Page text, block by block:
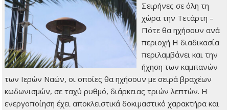
Σειρήνες σε όλη τη
χώρα την Τετάρτη –
Πότε θα ηχήσουν ανά
περιοχή Η διαδικασία
περιλαμβάνει και την
ήχηση των καμπανών
των Ιερών Ναών, οι οποίες θα ηχήσουν με σειρά βραχέων
κωδωνισμών, σε ταχύ ρυθμό, διάρκειας τριών λεπτών. Η
ενεργοποίηση έχει αποκλειστικά δοκιμαστικό χαρακτήρα και